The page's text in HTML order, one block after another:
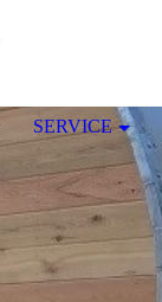
SERVICE